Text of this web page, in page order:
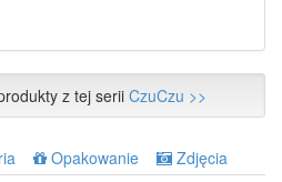
z tej serii CzuCzu >>
Opakowanie
Zdjęcia